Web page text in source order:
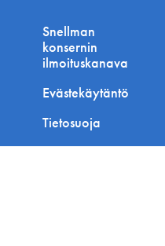
Snellman
konsernin
ilmoituskanava
Evästekäytäntö
Tietosuoja